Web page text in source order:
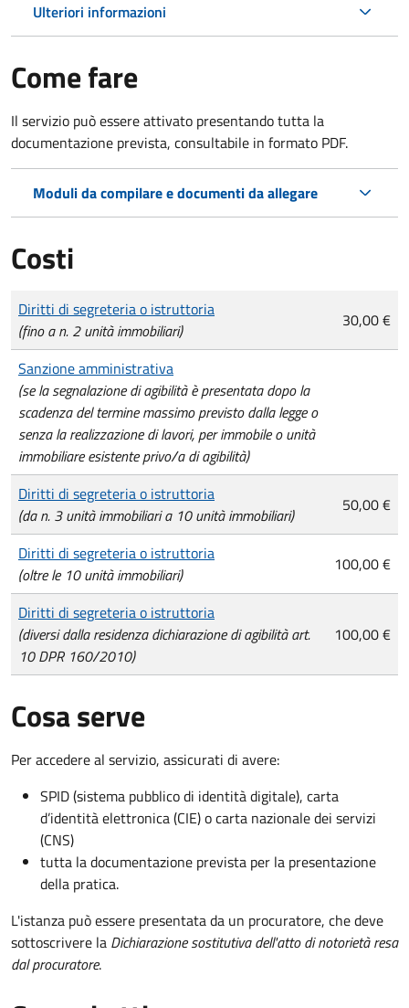
Ulteriori informazioni
Come fare
Il servizio può essere attivato presentando tutta la
documentazione prevista, consultabile in formato PDF.
Moduli da compilare e documenti da allegare
Costi
Tipo di pagamento
Importo
Diritti di segreteria o istruttoria
(fino a n. 2 unità immobiliari)
30,00 €
Sanzione amministrativa
(se la segnalazione di agibilità è presentata dopo la
scadenza del termine massimo previsto dalla legge o
senza la realizzazione di lavori, per immobile o unità
immobiliare esistente privo/a di agibilità)
Diritti di segreteria o istruttoria
(da n. 3 unità immobiliari a 10 unità immobiliari)
50,00 €
Diritti di segreteria o istruttoria
(oltre le 10 unità immobiliari)
100,00 €
Diritti di segreteria o istruttoria
(diversi dalla residenza dichiarazione di agibilità art.
10 DPR 160/2010)
100,00 €
Cosa serve
Per accedere al servizio, assicurati di avere:
SPID (sistema pubblico di identità digitale), carta
d’identità elettronica (CIE) o carta nazionale dei servizi
(CNS)
tutta la documentazione prevista per la presentazione
della pratica.
L'istanza può essere presentata da un procuratore, che deve
sottoscrivere la Dichiarazione sostitutiva dell'atto di notorietà resa
dal procuratore.